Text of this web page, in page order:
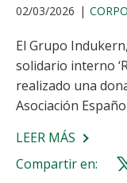
02/03/2026
El Grupo
solidario interno
realizado una
Asociación
LEER MÁS SOBRE
EL
Compartir en: